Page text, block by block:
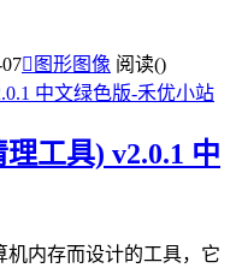
 图形图像 阅读()
工具) v2.0.1 中
机内存而设计的工具，它